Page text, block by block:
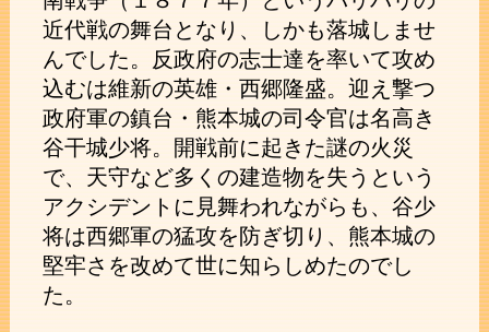
近代戦の舞台となり、しかも落城しませ
んでした。反政府の志士達を率いて攻め
込むは維新の英雄・西郷隆盛。迎え撃つ
政府軍の鎮台・熊本城の司令官は名高き
谷干城少将。開戦前に起きた謎の火災
で、天守など多くの建造物を失うという
アクシデントに見舞われながらも、谷少
将は西郷軍の猛攻を防ぎ切り、熊本城の
堅牢さを改めて世に知らしめたのでし
た。